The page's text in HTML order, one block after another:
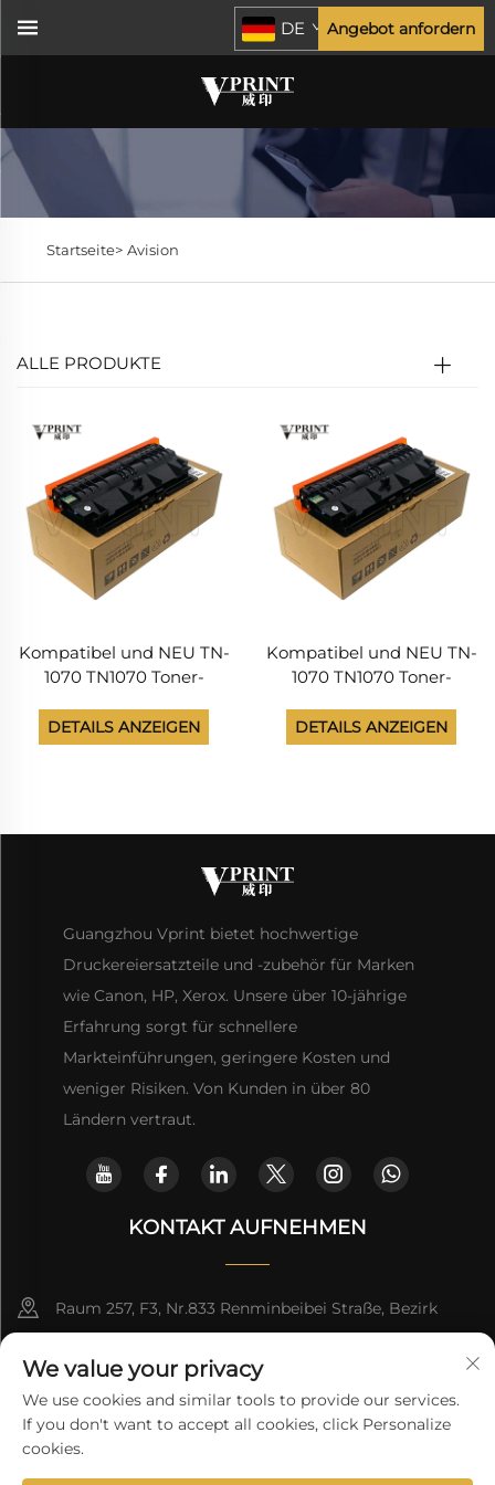
DE Angebot anfordern
Startseite> Avision
ALLE PRODUKTE
Kompatibel und NEU TN-
1070 TN1070 Toner-
AM30A AP30A
Tintenpatronen Andere
DETAILS ANZEIGEN
Kompatibel und NEU TN-
1070 TN1070 Toner-
AM30A AP30A
Tintenpatronen Andere
DETAILS ANZEIGEN
Guangzhou Vprint bietet hochwertige
Druckereiersatzteile und -zubehör für Marken
wie Canon, HP, Xerox. Unsere über 10-jährige
Erfahrung sorgt für schnellere
Markteinführungen, geringere Kosten und
weniger Risiken. Von Kunden in über 80
Ländern vertraut.
KONTAKT AUFNEHMEN
Raum 257, F3, Nr.833 Renminbeibei Straße, Bezirk
Yuexiu, Guangzhou, CHINA
[email protected]
We value your privacy
We use cookies and similar tools to provide our services.
If you don't want to accept all cookies, click Personalize
cookies.